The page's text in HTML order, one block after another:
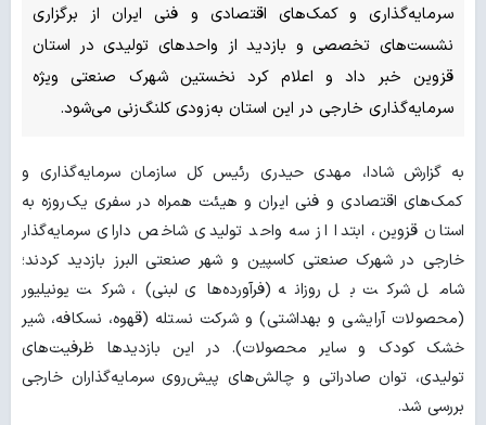
سرمایه‌گذاری و کمک‌های اقتصادی و فنی ایران از برگزاری
نشست‌های تخصصی و بازدید از واحدهای تولیدی در استان
قزوین خبر داد و اعلام کرد نخستین شهرک صنعتی ویژه
سرمایه‌گذاری خارجی در این استان به‌زودی کلنگ‌زنی می‌شود.
به گزارش شادا، مهدی حیدری رئیس کل سازمان سرمایه‌گذاری و
کمک‌های اقتصادی و فنی ایران و هیئت همراه در سفری یک‌روزه به
استان قزوین، ابتدا از سه واحد تولیدی شاخص دارای سرمایه‌گذار
خارجی در شهرک صنعتی کاسپین و شهر صنعتی البرز بازدید کردند؛
شامل شرکت بل روزانه (فرآورده‌های لبنی)، شرکت یونیلیور
(محصولات آرایشی و بهداشتی) و شرکت نستله (قهوه، نسکافه، شیر
خشک کودک و سایر محصولات). در این بازدیدها ظرفیت‌های
تولیدی، توان صادراتی و چالش‌های پیش‌روی سرمایه‌گذاران خارجی
بررسی شد.